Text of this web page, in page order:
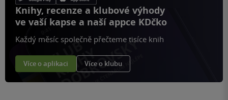
Knihy, recenze a klubové výhody
ve vaší kapse a naší appce KDčko
Každý měsíc společně přečteme tisíce knih
Více o aplikaci Více o klubu